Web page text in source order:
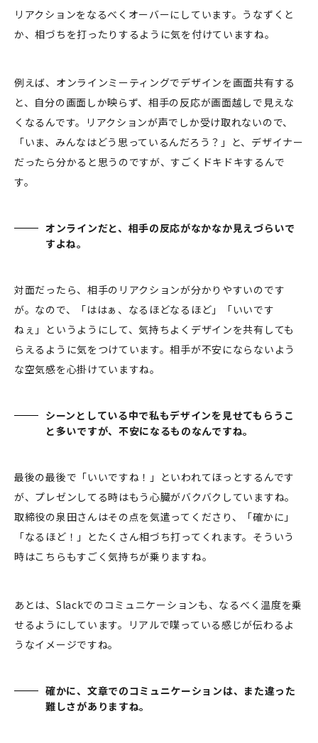
リアクションをなるべくオーバーにしています。うなずくと
か、相づちを打ったりするように気を付けていますね。
例えば、オンラインミーティングでデザインを画面共有する
と、自分の画面しか映らず、相手の反応が画面越しで見えな
くなるんです。リアクションが声でしか受け取れないので、
「いま、みんなはどう思っているんだろう？」と、デザイナー
だったら分かると思うのですが、すごくドキドキするんで
す。
オンラインだと、相手の反応がなかなか見えづらいで
すよね。
対面だったら、相手のリアクションが分かりやすいのです
が。なので、「ははぁ、なるほどなるほど」「いいです
ねぇ」というようにして、気持ちよくデザインを共有しても
らえるように気をつけています。相手が不安にならないよう
な空気感を心掛けていますね。
シーンとしている中で私もデザインを見せてもらうこ
と多いですが、不安になるものなんですね。
最後の最後で「いいですね！」といわれてほっとするんです
が、プレゼンしてる時はもう心臓がバクバクしていますね。
取締役の泉田さんはその点を気遣ってくださり、「確かに」
「なるほど！」とたくさん相づち打ってくれます。そういう
時はこちらもすごく気持ちが乗りますね。
あとは、Slackでのコミュニケーションも、なるべく温度を乗
せるようにしています。リアルで喋っている感じが伝わるよ
うなイメージですね。
確かに、文章でのコミュニケーションは、また違った
難しさがありますね。